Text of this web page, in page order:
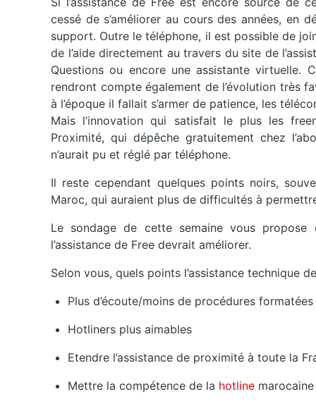
cessé de s’améliorer au cours des années, en
support. Outre le téléphone, il est possible de
de l’aide directement au travers du site de
Questions ou encore une assistante virtuelle.
rendront compte également de l’évolution très
à l’époque il fallait s’armer de patience, les
Mais l’innovation qui satisfait le plus les
Proximité, qui dépêche gratuitement chez
n’aurait pu et réglé par téléphone.
Il reste cependant quelques points noirs,
Maroc, qui auraient plus de difficultés à
Le sondage de cette semaine vous
l’assistance de Free devrait améliorer.
Selon vous, quels points l’assistance technique
Plus d’écoute/moins de procédures formatées
Hotliners plus aimables
Etendre l’assistance de proximité à toute la
Mettre la compétence de la hotline